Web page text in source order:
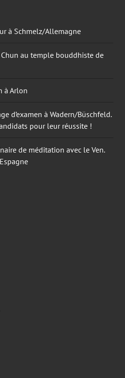
à Schmelz/Allemagne
au temple bouddhiste de
à Arlon
d’examen à Wadern/Büschfeld.
pour leur réussite !
de méditation avec le Ven.